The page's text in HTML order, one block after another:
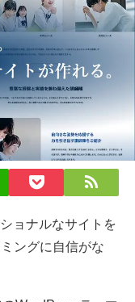
ョナルなサイトを
ングに自信がな